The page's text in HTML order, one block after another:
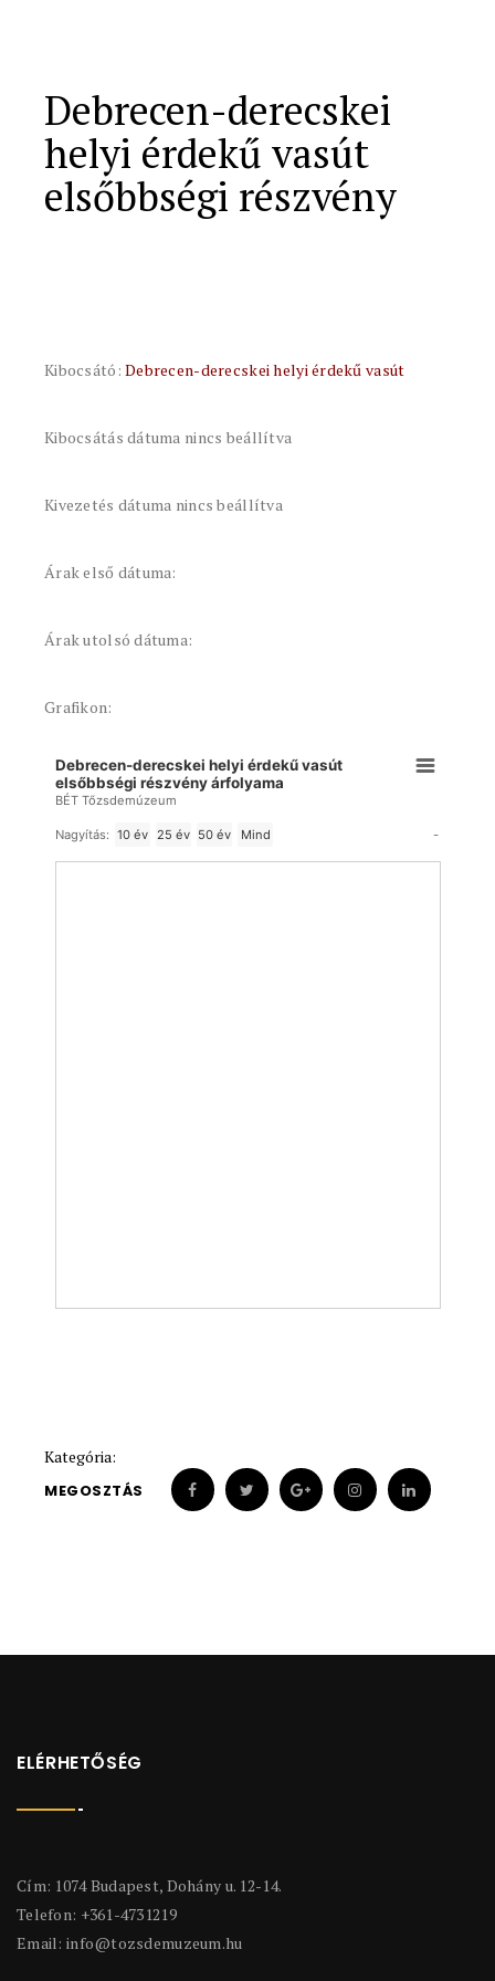
Debrecen-derecskei
helyi érdekű vasút
elsőbbségi részvény
Kibocsátó:Debrecen-derecskei helyi érdekű vasút
Kibocsátás dátuma nincs beállítva
Kivezetés dátuma nincs beállítva
Árak első dátuma:
Árak utolsó dátuma:
Grafikon:
Debrecen-derecskei helyi érdekű vasút
elsőbbségi részvény árfolyama
BÉT Tőzsdemúzeum
Nagyítás: 10 év 25 év 50 év Mind -
Kategória:
MEGOSZTÁS
ELÉRHETŐSÉG
Cím: 1074 Budapest, Dohány u. 12-14.
Telefon: +361-4731219
Email: info@tozsdemuzeum.hu